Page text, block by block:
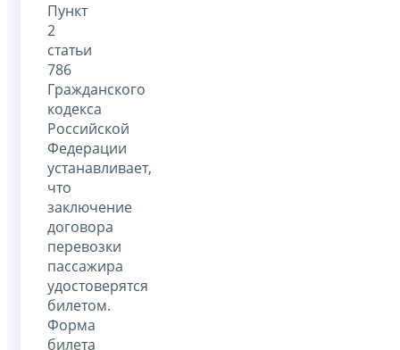
Пункт
2
статьи
786
Гражданского
кодекса
Российской
Федерации
устанавливает,
что
заключение
договора
перевозки
пассажира
удостоверятся
билетом.
Форма
билета